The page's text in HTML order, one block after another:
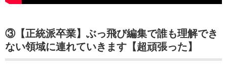
③【正統派卒業】ぶっ飛び編集で誰も理解でき
ない領域に連れていきます【超頑張った】